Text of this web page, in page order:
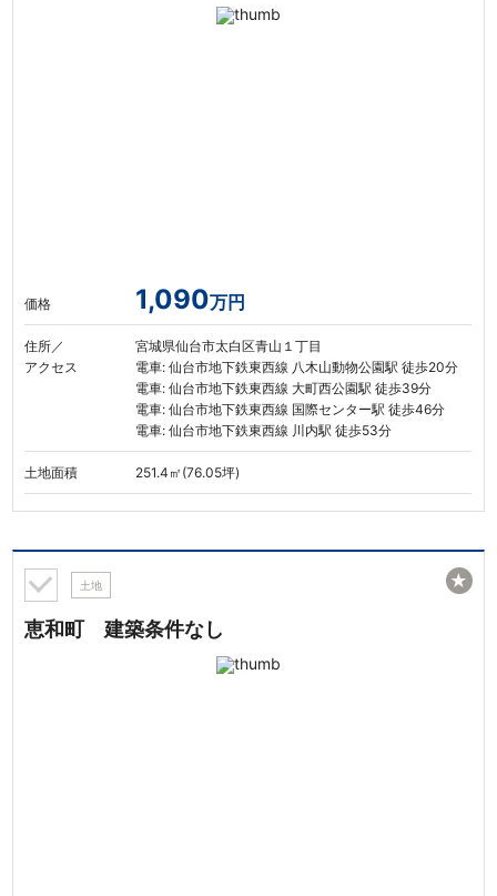
価格 1,090万円
住所／
アクセス
宮城県仙台市太白区青山１丁目
電車: 仙台市地下鉄東西線 八木山動物公園駅 徒歩20分
電車: 仙台市地下鉄東西線 大町西公園駅 徒歩39分
電車: 仙台市地下鉄東西線 国際センター駅 徒歩46分
電車: 仙台市地下鉄東西線 川内駅 徒歩53分
土地面積 251.4㎡(76.05坪)
土地
恵和町 建築条件なし
★